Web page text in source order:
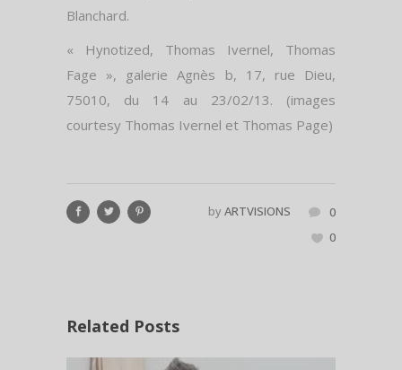
Blanchard.
« Hynotized, Thomas Ivernel, Thomas
Fage », galerie Agnès b, 17, rue Dieu,
75010, du 14 au 23/02/13. (images
courtesy Thomas Ivernel et Thomas Page)
byARTVISIONS
0
0
Related Posts